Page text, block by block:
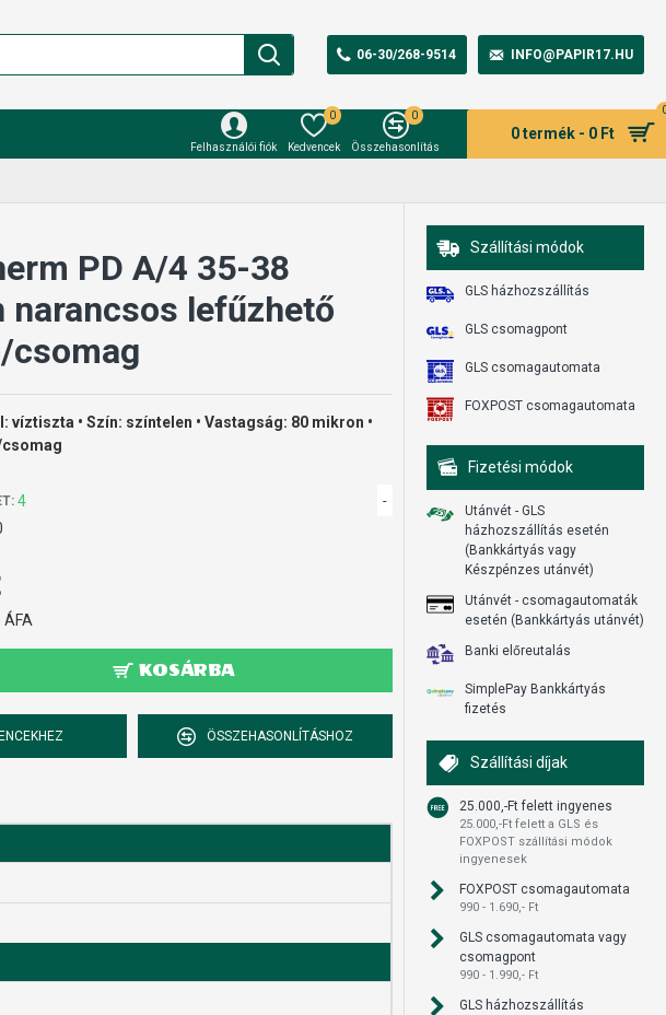
06-30/268-9514 INFO@PAPIR17.HU
Felhasználói fiók Kedvencek
0
Összehasonlítás
0
0 termék - 0 Ft
PD A/4 35-38
narancsos lefűzhető
csomag
víztiszta • Szín: színtelen • Vastagság: 80 mikron •
csomag
4 -
ÁFA
KOSÁRBA
ÖSSZEHASONLÍTÁSHOZ
Szállítási módok
GLS házhozszállítás
GLS csomagpont
GLS csomagautomata
FOXPOST csomagautomata
Fizetési módok
Utánvét - GLS
házhozszállítás esetén
(Bankkártyás vagy
Készpénzes utánvét)
Utánvét - csomagautomaták
esetén (Bankkártyás utánvét)
Banki előreutalás
SimplePay Bankkártyás
fizetés
Szállítási díjak
25.000,-Ft felett ingyenes
25.000,-Ft felett a GLS és
FOXPOST szállítási módok
ingyenesek
FOXPOST csomagautomata
990 - 1.690,- Ft
GLS csomagautomata vagy
csomagpont
990 - 1.990,- Ft
GLS házhozszállítás